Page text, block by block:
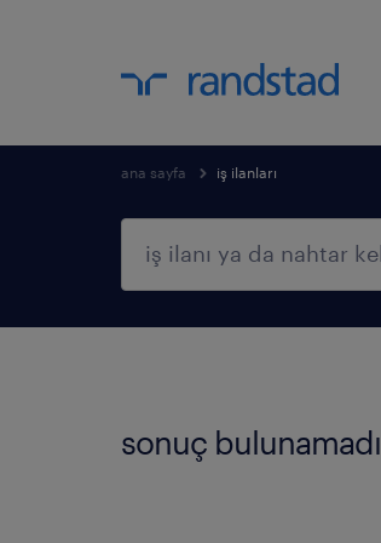
ana sayfa iş ilanları
sonuç bulunamadı